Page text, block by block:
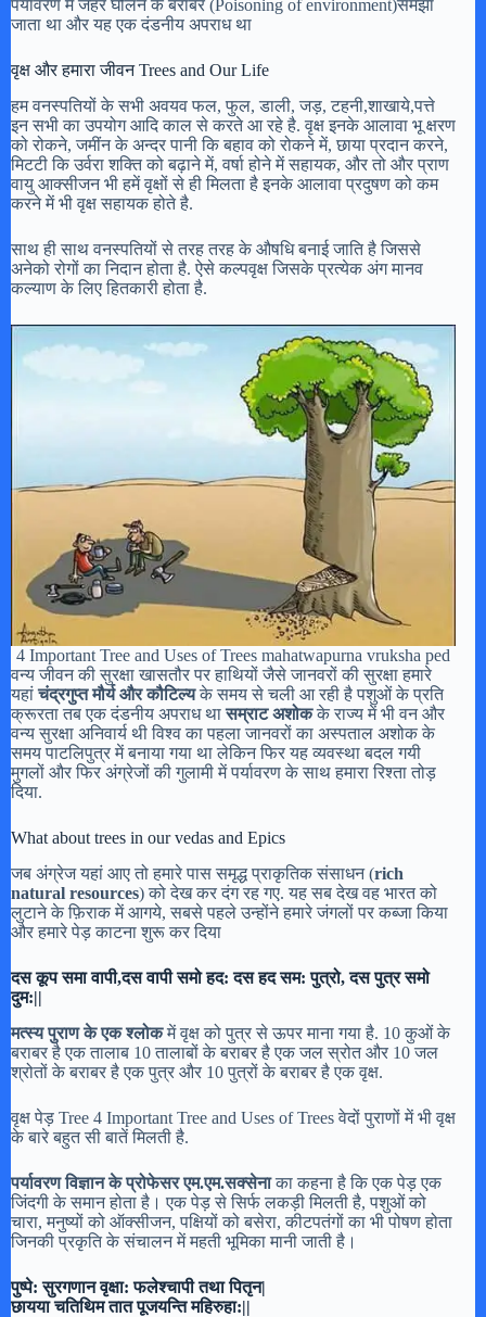
पर्यावरण में जहर घोलने के बराबर (Poisoning of environment)समझा
जाता था और यह एक दंडनीय अपराध था
वृक्ष और हमारा जीवन Trees and Our Life
हम वनस्पतियों के सभी अवयव फल, फुल, डाली, जड़, टहनी,शाखाये,पत्ते
इन सभी का उपयोग आदि काल से करते आ रहे है. वृक्ष इनके आलावा भू क्षरण
को रोकने, जमींन के अन्दर पानी कि बहाव को रोकने में, छाया प्रदान करने,
मिटटी कि उर्वरा शक्ति को बढ़ाने में, वर्षा होने में सहायक, और तो और प्राण
वायु आक्सीजन भी हमें वृक्षों से ही मिलता है इनके आलावा प्रदुषण को कम
करने में भी वृक्ष सहायक होते है.
साथ ही साथ वनस्पतियों से तरह तरह के औषधि बनाई जाति है जिससे
अनेको रोगों का निदान होता है. ऐसे कल्पवृक्ष जिसके प्रत्येक अंग मानव
कल्याण के लिए हितकारी होता है.
4 Important Tree and Uses of Trees mahatwapurna vruksha ped
वन्य जीवन की सुरक्षा खासतौर पर हाथियों जैसे जानवरों की सुरक्षा हमारे
यहांचंद्रगुप्त मौर्य और कौटिल्यके समय से चली आ रही है पशुओं के प्रति
क्रूरता तब एक दंडनीय अपराध थासम्राट अशोकके राज्य में भी वन और
वन्य सुरक्षा अनिवार्य थी विश्व का पहला जानवरों का अस्पताल अशोक के
समय पाटलिपुत्र में बनाया गया था लेकिन फिर यह व्यवस्था बदल गयी
मुगलों और फिर अंग्रेजों की गुलामी में पर्यावरण के साथ हमारा रिश्ता तोड़
दिया.
What about trees in our vedas and Epics
जब अंग्रेज यहां आए तो हमारे पास समृद्ध प्राकृतिक संसाधन (rich
natural resources) को देख कर दंग रह गए. यह सब देख वह भारत को
लुटाने के फ़िराक में आगये, सबसे पहले उन्होंने हमारे जंगलों पर कब्जा किया
और हमारे पेड़ काटना शुरू कर दिया
दस कूप समा वापी,दस वापी समो हद: दस हद सम: पुत्रो, दस पुत्र समो
दुम:||
मत्स्य पुराण के एक श्लोकमें वृक्ष को पुत्र से ऊपर माना गया है. 10 कुओं के
बराबर है एक तालाब 10 तालाबों के बराबर है एक जल स्रोत और 10 जल
श्रोतों के बराबर है एक पुत्र और 10 पुत्रों के बराबर है एक वृक्ष.
वृक्ष पेड़ Tree 4 Important Tree and Uses of Trees वेदों पुराणों में भी वृक्ष
के बारे बहुत सी बातें मिलती है.
पर्यावरण विज्ञान के प्रोफेसर एम.एम.सक्सेनाका कहना है कि एक पेड़ एक
जिंदगी के समान होता है। एक पेड़ से सिर्फ लकड़ी मिलती है, पशुओं को
चारा, मनुष्यों को ऑक्सीजन, पक्षियों को बसेरा, कीटपतंगों का भी पोषण होता
जिनकी प्रकृति के संचालन में महती भूमिका मानी जाती है।
पुष्पे: सुरगणान वृक्षा: फलेश्चापी तथा पितृन|
छायया चतिथिम तात पूजयन्ति महिरुहा:||